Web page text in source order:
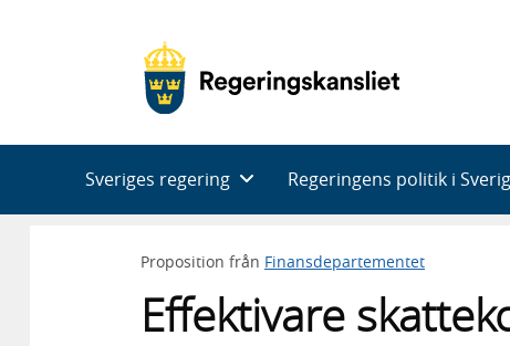
Sveriges regering Regeringens politik i
Proposition från Finansdepartementet
Effektivare